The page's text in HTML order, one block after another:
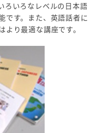
ろいろなレベルの日本語
です。また、英語話者に
り最適な講座です。